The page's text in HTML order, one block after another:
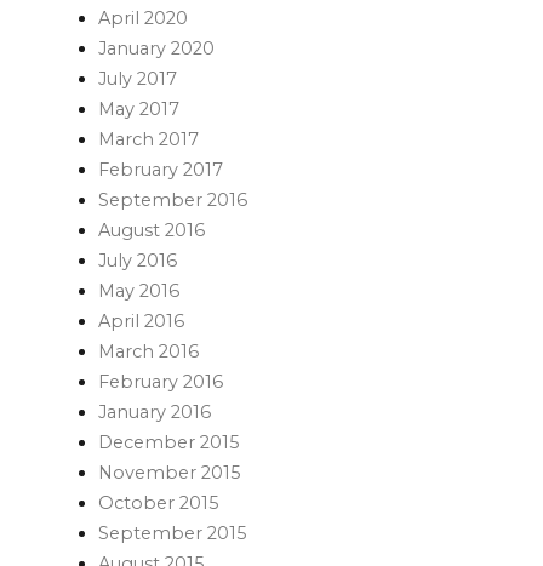
April 2020
January 2020
July 2017
May 2017
March 2017
February 2017
September 2016
August 2016
July 2016
May 2016
April 2016
March 2016
February 2016
January 2016
December 2015
November 2015
October 2015
September 2015